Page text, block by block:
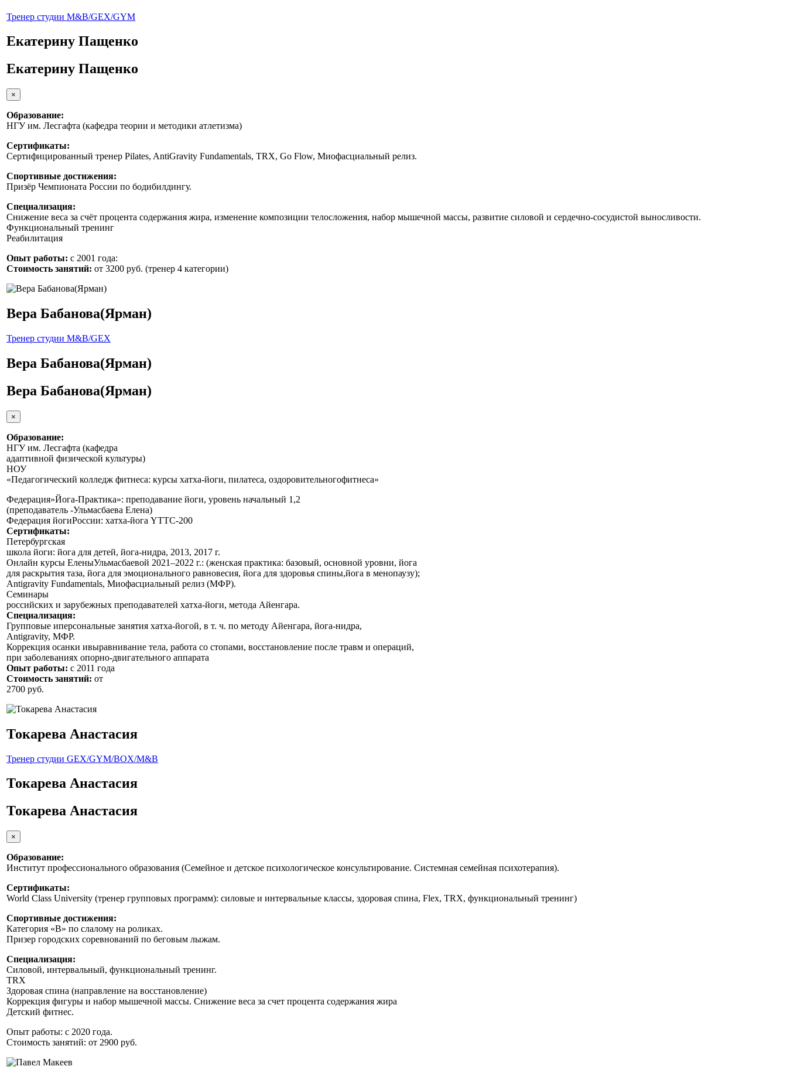
Тренер студии M&B/GEX/GYM
Екатерину Пащенко
Екатерину Пащенко
×
Образование:
НГУ им. Лесгафта (кафедра теории и методики атлетизма)
Сертификаты:
Сертифицированный тренер Pilates, AntiGravity Fundamentals, TRX, Go Flow, Миофасциальный релиз.
Спортивные достижения:
Призёр Чемпионата России по бодибилдингу.
Специализация:
Снижение веса за счёт процента содержания жира, изменение композиции телосложения, набор мышечной массы, развитие силовой и сердечно-сосудистой выносливости.
Функциональный тренинг
Реабилитация
Опыт работы: с 2001 года:
Стоимость занятий: от 3200 руб. (тренер 4 категории)
Вера Бабанова(Ярман)
Тренер студии M&B/GEX
Вера Бабанова(Ярман)
Вера Бабанова(Ярман)
×
Образование:
НГУ им. Лесгафта (кафедра
адаптивной физической культуры)
НОУ
«Педагогический колледж фитнеса: курсы хатха-йоги, пилатеса, оздоровительногофитнеса»
Федерация»Йога-Практика»: преподавание йоги, уровень начальный 1,2
(преподаватель -Ульмасбаева Елена)
Федерация йогиРоссии: хатха-йога YTTC-200
Сертификаты:
Петербургская
школа йоги: йога для детей, йога-нидра, 2013, 2017 г.
Онлайн курсы ЕленыУльмасбаевой 2021–2022 г.: (женская практика: базовый, основной уровни, йога
для раскрытия таза, йога для эмоционального равновесия, йога для здоровья спины,йога в менопаузу);
Antigravity Fundamentals, Миофасциальный релиз (МФР).
Семинары
российских и зарубежных преподавателей хатха-йоги, метода Айенгара.
Специализация:
Групповые иперсональные занятия хатха-йогой, в т. ч. по методу Айенгара, йога-нидра,
Antigravity, МФР.
Коррекция осанки ивыравнивание тела, работа со стопами, восстановление после травм и операций,
при заболеваниях опорно-двигательного аппарата
Опыт работы: с 2011 года
Стоимость занятий: от
2700 руб.
Токарева Анастасия
Тренер студии GEX/GYM/BOX/M&B
Токарева Анастасия
Токарева Анастасия
×
Образование:
Институт профессионального образования (Семейное и детское психологическое консультирование. Системная семейная психотерапия).
Сертификаты:
World Class University (тренер групповых программ): силовые и интервальные классы, здоровая спина, Flex, TRX, функциональный тренинг)
Спортивные достижения:
Категория «B» по слалому на роликах.
Призер городских соревнований по беговым лыжам.
Специализация:
Силовой, интервальный, функциональный тренинг.
TRX
Здоровая спина (направление на восстановление)
Коррекция фигуры и набор мышечной массы. Снижение веса за счет процента содержания жира
Детский фитнес.
Опыт работы: с 2020 года.
Стоимость занятий: от 2900 руб.